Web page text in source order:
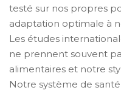
testé sur nos propres
adaptation optimale à
Les études
ne prennent souvent
alimentaires et notre
Notre système de